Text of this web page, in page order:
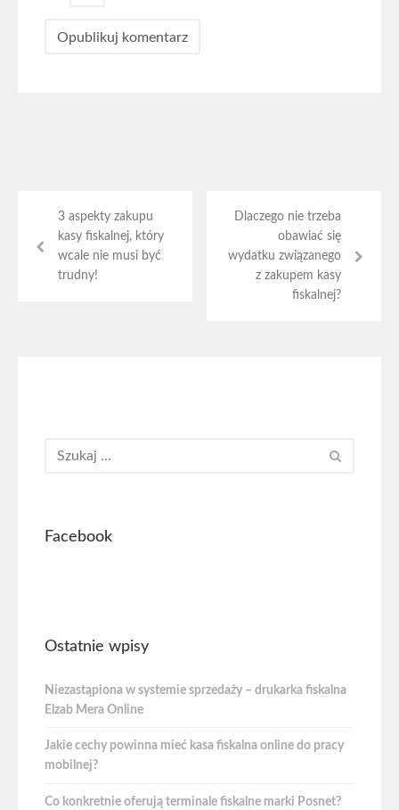
3 aspekty zakupu
kasy fiskalnej, który
wcale nie musi być
trudny!
Dlaczego nie trzeba
obawiać się
wydatku związanego
z zakupem kasy
fiskalnej?
Facebook
Ostatnie wpisy
Niezastąpiona w systemie sprzedaży – drukarka fiskalna
Elzab Mera Online
Jakie cechy powinna mieć kasa fiskalna online do pracy
mobilnej?
Co konkretnie oferują terminale fiskalne marki Posnet?